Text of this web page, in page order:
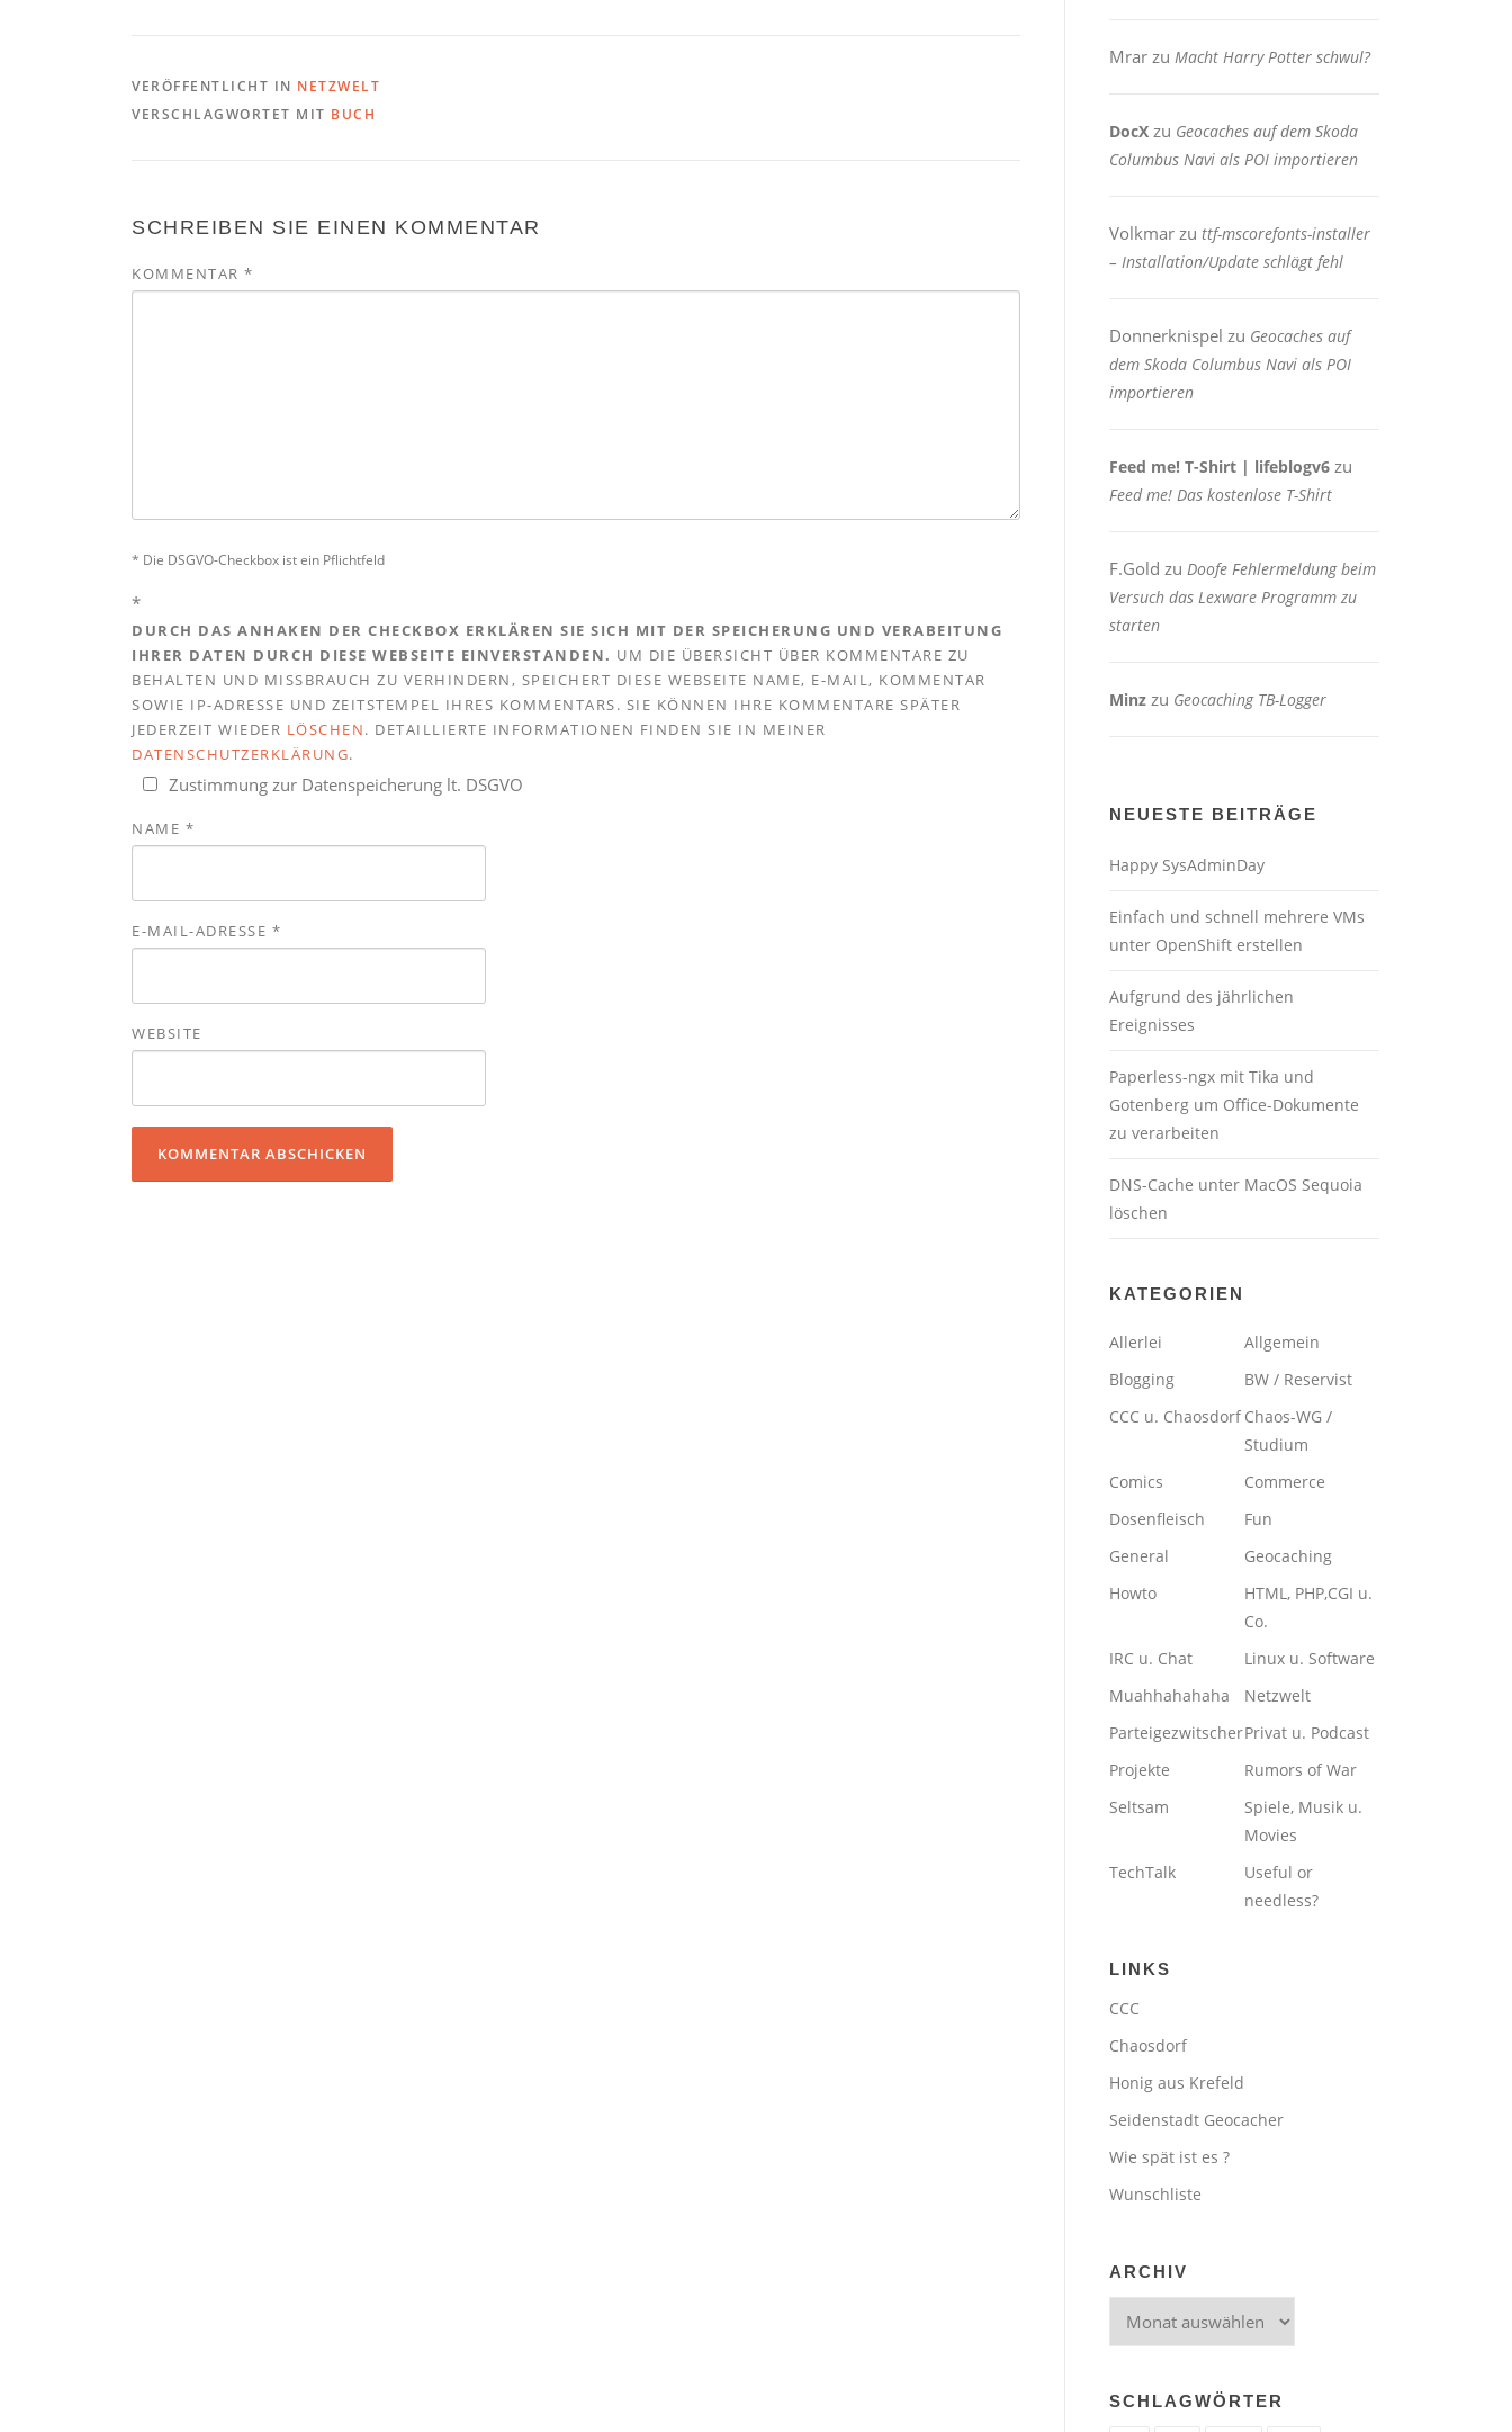
VERÖFFENTLICHT IN NETZWELT
VERSCHLAGWORTET MIT BUCH
SCHREIBEN SIE EINEN KOMMENTAR
KOMMENTAR *
* Die DSGVO-Checkbox ist ein Pflichtfeld
*
DURCH DAS ANHAKEN DER CHECKBOX ERKLÄREN SIE SICH MIT DER SPEICHERUNG UND VERABEITUNG
IHRER DATEN DURCH DIESE WEBSEITE EINVERSTANDEN. UM DIE ÜBERSICHT ÜBER KOMMENTARE ZU
BEHALTEN UND MISSBRAUCH ZU VERHINDERN, SPEICHERT DIESE WEBSEITE NAME, E-MAIL, KOMMENTAR
SOWIE IP-ADRESSE UND ZEITSTEMPEL IHRES KOMMENTARS. SIE KÖNNEN IHRE KOMMENTARE SPÄTER
JEDERZEIT WIEDER LÖSCHEN. DETAILLIERTE INFORMATIONEN FINDEN SIE IN MEINER
DATENSCHUTZERKLÄRUNG.
Zustimmung zur Datenspeicherung lt. DSGVO
NAME *
E-MAIL-ADRESSE *
WEBSITE
Mrar zu Macht Harry Potter schwul?
DocX zu Geocaches auf dem Skoda
Columbus Navi als POI importieren
Volkmar zu ttf-mscorefonts-installer
– Installation/Update schlägt fehl
Donnerknispel zu Geocaches auf
dem Skoda Columbus Navi als POI
importieren
Feed me! T-Shirt | lifeblogv6 zu
Feed me! Das kostenlose T-Shirt
F.Gold zu Doofe Fehlermeldung beim
Versuch das Lexware Programm zu
starten
Minz zu Geocaching TB-Logger
NEUESTE BEITRÄGE
Happy SysAdminDay
Einfach und schnell mehrere VMs
unter OpenShift erstellen
Aufgrund des jährlichen
Ereignisses
Paperless-ngx mit Tika und
Gotenberg um Office-Dokumente
zu verarbeiten
DNS-Cache unter MacOS Sequoia
löschen
KATEGORIEN
Allerlei
Allgemein
Blogging
BW / Reservist
CCC u. Chaosdorf Chaos-WG /
Studium
Comics
Commerce
Dosenfleisch
Fun
General
Geocaching
Howto
HTML, PHP,CGI u.
Co.
IRC u. Chat
Linux u. Software
Muahhahahaha
Netzwelt
ParteigezwitscherPrivat u. Podcast
Projekte
Rumors of War
Seltsam
Spiele, Musik u.
Movies
TechTalk
Useful or
needless?
LINKS
CCC
Chaosdorf
Honig aus Krefeld
Seidenstadt Geocacher
Wie spät ist es ?
Wunschliste
ARCHIV
Archiv
SCHLAGWÖRTER